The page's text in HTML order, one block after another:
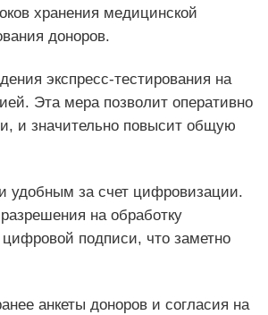
хранения медицинской
доноров.
экспресс-тестирования на
Эта мера позволит оперативно
и значительно повысит общую
удобным за счет цифровизации.
на обработку
подписи, что заметно
анкеты доноров и согласия на